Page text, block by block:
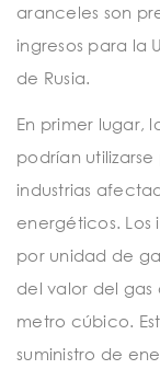
aranceles son
ingresos para la
de Rusia.
En primer lugar,
podrían
industrias
energéticos. Los
por unidad de
del valor del
metro cúbico.
suministro de